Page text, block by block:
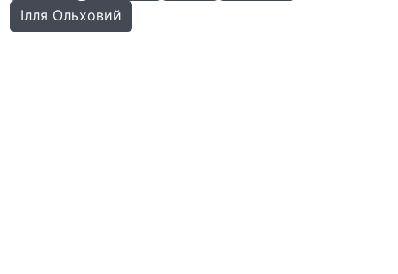
Ілля Ольховий